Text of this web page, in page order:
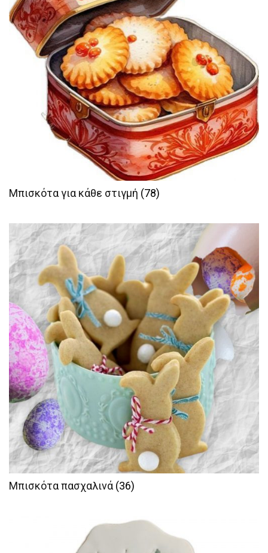
Μπισκότα για κάθε στιγμή (78)
Μπισκότα πασχαλινά(36)